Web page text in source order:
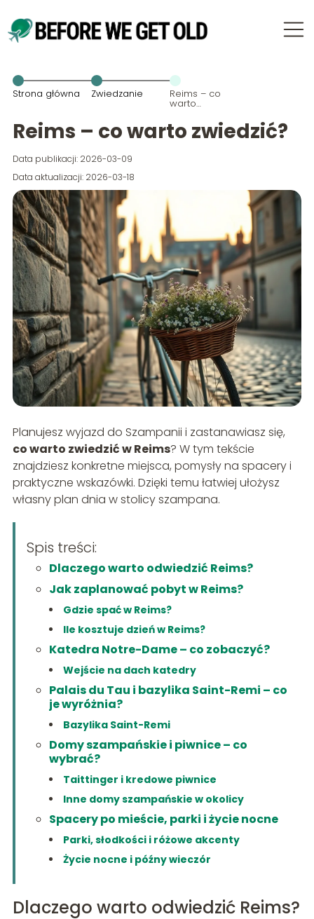
Strona główna Zwiedzanie Reims – co
warto
Reims – co warto zwiedzić?
Data publikacji: 2026-03-09
Data aktualizacji: 2026-03-18
Planujesz wyjazd do Szampanii i zastanawiasz się,
co warto zwiedzić w Reims? W tym tekście
znajdziesz konkretne miejsca, pomysły na spacery i
praktyczne wskazówki. Dzięki temu łatwiej ułożysz
własny plan dnia w stolicy szampana.
Spis treści:
Dlaczego warto odwiedzić Reims?
Jak zaplanować pobyt w Reims?
Gdzie spać w Reims?
Ile kosztuje dzień w Reims?
Katedra Notre-Dame – co zobaczyć?
Wejście na dach katedry
Palais du Tau i bazylika Saint-Remi – co
je wyróżnia?
Bazylika Saint-Remi
Domy szampańskie i piwnice – co
wybrać?
Taittinger i kredowe piwnice
Inne domy szampańskie w okolicy
Spacery po mieście, parki i życie nocne
Parki, słodkości i różowe akcenty
Życie nocne i późny wieczór
Dlaczego warto odwiedzić Reims?